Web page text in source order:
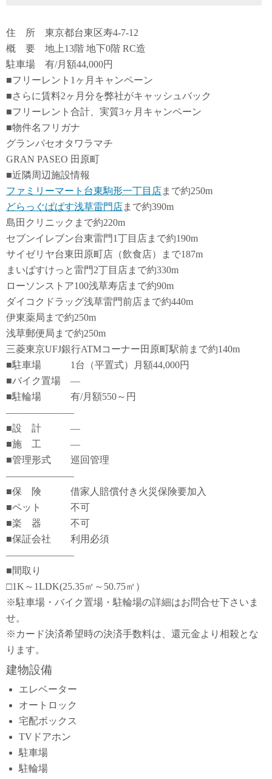
住 所 東京都台東区寿4-7-12
概 要 地上13階 地下0階 RC造
駐車場 有/月額44,000円
■フリーレント1ヶ月キャンペーン
■さらに賃料2ヶ月分を弊社がキャッシュバック
■フリーレント合計、実質3ヶ月キャンペーン
■物件名フリガナ
グランパセオタワラマチ
GRAN PASEO 田原町
■近隣周辺施設情報
ファミリーマート台東駒形一丁目店まで約250m
どらっぐぱぱす浅草雷門店まで約390m
島田クリニックまで約220m
セブンイレブン台東雷門1丁目店まで約190m
サイゼリヤ台東田原町店（飲食店）まで187m
まいばすけっと雷門2丁目店まで約330m
ローソンストア100浅草寿店まで約90m
ダイコクドラッグ浅草雷門前店まで約440m
伊東薬局まで約250m
浅草郵便局まで約250m
三菱東京UFJ銀行ATMコーナー田原町駅前まで約140m
■駐車場 1台（平置式）月額44,000円
■バイク置場 ―
■駐輪場 有/月額550～円
―――――――
■設 計 ―
■施 工 ―
■管理形式 巡回管理
―――――――
■保 険 借家人賠償付き火災保険要加入
■ペット 不可
■楽 器 不可
■保証会社 利用必須
―――――――
■間取り
□1K～1LDK(25.35㎡～50.75㎡）
※駐車場・バイク置場・駐輪場の詳細はお問合せ下さいま
せ。
※カード決済希望時の決済手数料は、還元金より相殺とな
ります。
建物設備
エレベーター
オートロック
宅配ボックス
TVドアホン
駐車場
駐輪場